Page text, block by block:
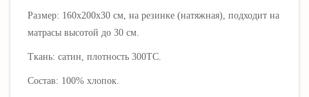
Размер: 160х200х30 см, на резинке (натяжная), подходит на
матрасы высотой до 30 см.
Ткань: сатин, плотность 300ТС.
Состав: 100% хлопок.